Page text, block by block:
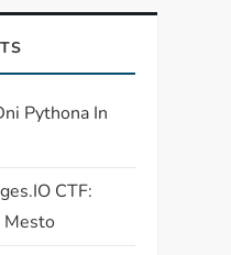
Pythona In
CTF:
Mesto